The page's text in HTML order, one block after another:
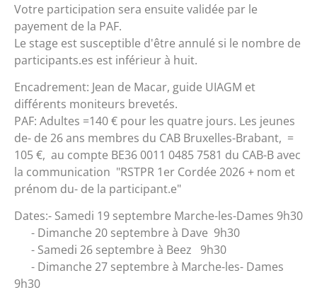
Votre participation sera ensuite validée par le
payement de la PAF.
Le stage est susceptible d'être annulé si le nombre de
participants.es est inférieur à huit.
Encadrement: Jean de Macar, guide UIAGM et
différents moniteurs brevetés.
PAF: Adultes =140 € pour les quatre jours. Les jeunes
de- de 26 ans membres du CAB Bruxelles-Brabant, =
105 €, au compte BE36 0011 0485 7581 du CAB-B avec
la communication "RSTPR 1er Cordée 2026 + nom et
prénom du- de la participant.e"
Dates:- Samedi 19 septembre Marche-les-Dames 9h30
- Dimanche 20 septembre à Dave 9h30
- Samedi 26 septembre à Beez 9h30
- Dimanche 27 septembre à Marche-les- Dames
9h30